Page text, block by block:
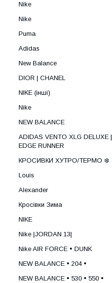
Nike
Nike
Puma
Adidas
New Balance
DIOR | CHANEL
NIKE (інші)
Nike
NEW BALANCE
ADIDAS VENTO XLG DELUXE |
EDGE RUNNER
КРОСИВКИ ХУТРО/ТЕРМО ❄️
Louis
Alexander
Кросівки Зима
NIKE
Nike |JORDAN 13|
Nike AIR FORCE • DUNK
NEW BALANCE • 204 •
NEW BALANCE • 530 • 550 •